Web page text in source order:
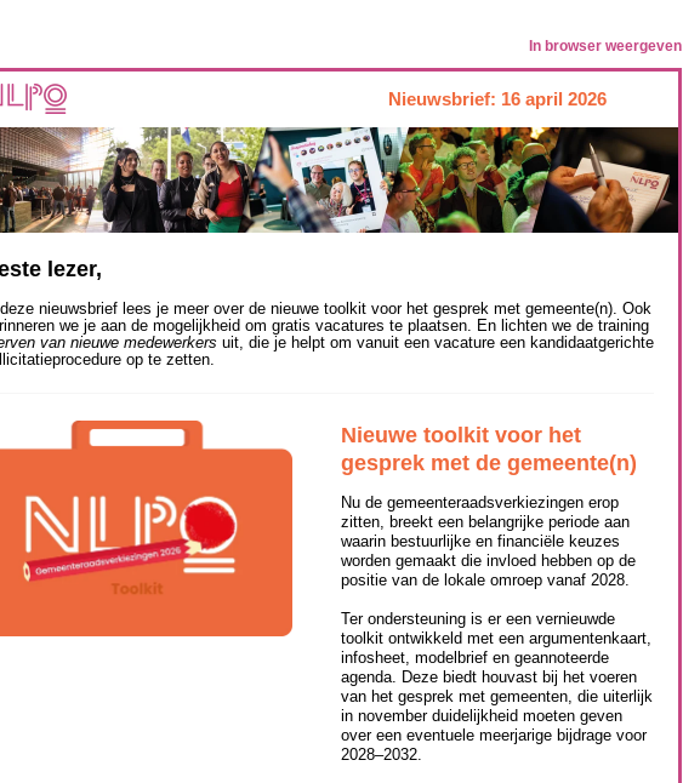
In browser weergeven
Nieuwsbrief: 16 april 2026
lezer,
deze nieuwsbrief lees je meer over de nieuwe toolkit voor het gesprek met gemeente(n). Ook
we je aan de mogelijkheid om gratis vacatures te plaatsen. En lichten we de training
van nieuwe medewerkers uit, die je helpt om vanuit een vacature een kandidaatgerichte
op te zetten.
Nieuwe toolkit voor het
gesprek met de gemeente(n)
Nu de gemeenteraadsverkiezingen erop
zitten, breekt een belangrijke periode aan
waarin bestuurlijke en financiële keuzes
worden gemaakt die invloed hebben op de
positie van de lokale omroep vanaf 2028.
Ter ondersteuning is er een vernieuwde
toolkit ontwikkeld met een argumentenkaart,
infosheet, modelbrief en geannoteerde
agenda. Deze biedt houvast bij het voeren
van het gesprek met gemeenten, die uiterlijk
in november duidelijkheid moeten geven
over een eventuele meerjarige bijdrage voor
2028–2032.